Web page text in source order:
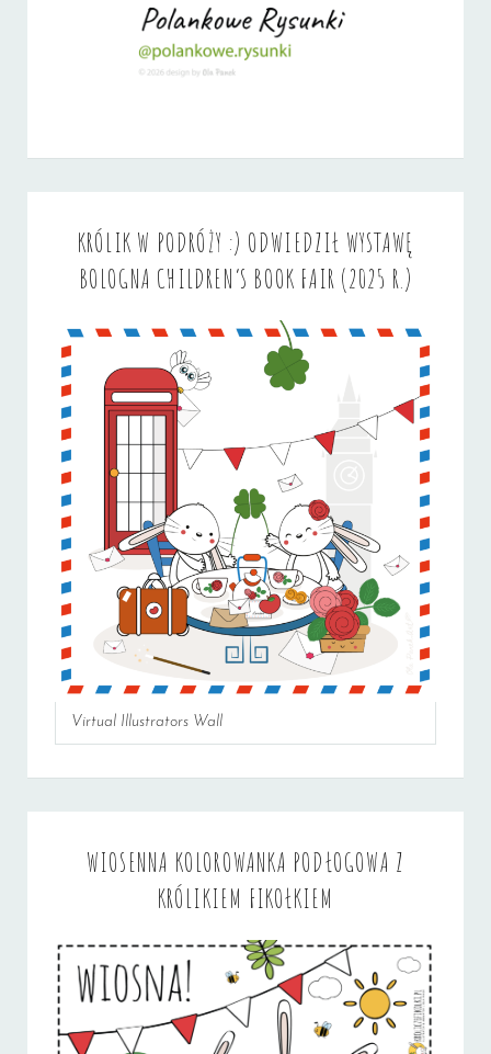
KRÓLIK W PODRÓŻY :) ODWIEDZIŁ WYSTAWĘ
BOLOGNA CHILDREN’S BOOK FAIR (2025 R.)
Virtual Illustrators Wall
WIOSENNA KOLOROWANKA PODŁOGOWA Z
KRÓLIKIEM FIKOŁKIEM